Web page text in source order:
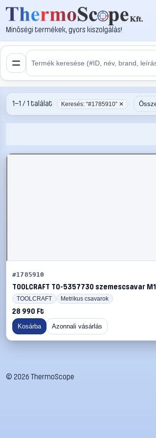
Minőségi termékek, gyors kiszolgálás!
1–1 / 1 találat Keresés: “#1785910” ✕
#1785910
TOOLCRAFT TO-5357730 szemescsavar
TOOLCRAFT Metrikus csavarok
28 990 Ft
Kosárba Azonnali vásárlás
© 2026 ThermoScope